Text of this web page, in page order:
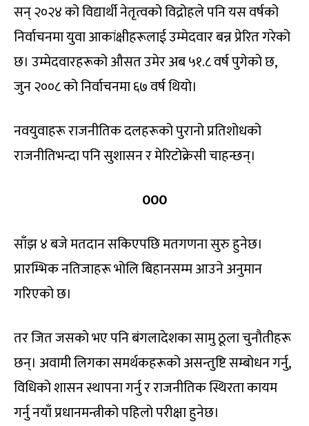
सन् २०२४ को विद्यार्थी नेतृत्वको विद्रोहले पनि यस वर्षको
निर्वाचनमा युवा आकांक्षीहरूलाई उम्मेदवार बन्न प्रेरित गरेको
छ। उम्मेदवारहरूको औसत उमेर अब ५१.८ वर्ष पुगेको छ,
जुन २००८ को निर्वाचनमा ६७ वर्ष थियो।
नवयुवाहरू राजनीतिक दलहरूको पुरानो प्रतिशोधको
राजनीतिभन्दा पनि सुशासन र मेरिटोक्रेसी चाहन्छन्।
000
साँझ ४ बजे मतदान सकिएपछि मतगणना सुरु हुनेछ।
प्रारम्भिक नतिजाहरू भोलि बिहानसम्म आउने अनुमान
गरिएको छ।
तर जित जसको भए पनि बंगलादेशका सामु ठूला चुनौतीहरू
छन्। अवामी लिगका समर्थकहरूको असन्तुष्टि सम्बोधन गर्नु,
विधिको शासन स्थापना गर्नु र राजनीतिक स्थिरता कायम
गर्नु नयाँ प्रधानमन्त्रीको पहिलो परीक्षा हुनेछ।